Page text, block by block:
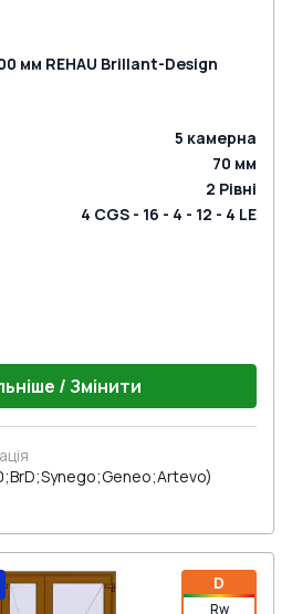
мм REHAU Brillant-Design
5 камерна
70 мм
2 Рівні
4 CGS - 16 - 4 - 12 - 4 LE
/ Змінити
D
Rw